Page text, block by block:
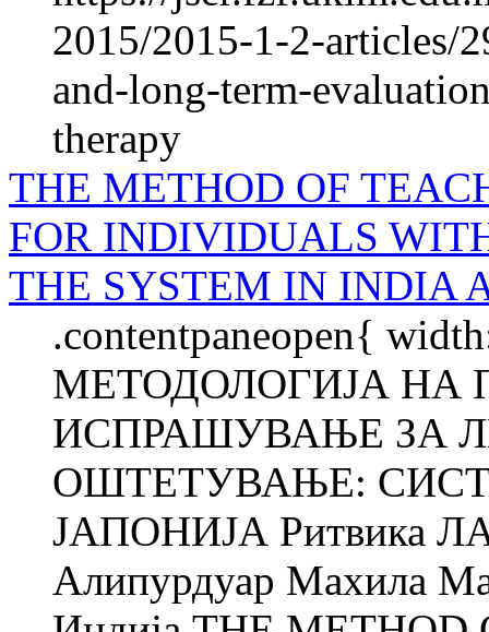
2015/2015-1-2-articles/
and-long-term-
therapy
THE METHOD OF
FOR INDIVIDUALS
THE SYSTEM IN INDIA
.contentpaneopen{
МЕТОДОЛОГИЈА НА
ИСПРАШУВАЊЕ ЗА
ОШТЕТУВАЊЕ:
ЈАПОНИЈА Ритвика
Алипурдуар Махила